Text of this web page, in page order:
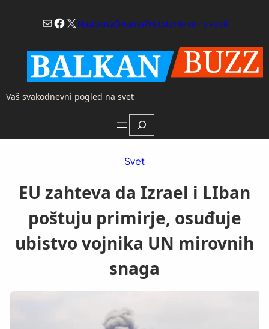
Mail
Facebook
X NaslovnaO namaPretplatite se na vesti
Vaš svakodnevni pogled na svet
Search
Svet
EU zahteva da Izrael i LIban
poštuju primirje, osuđuje
ubistvo vojnika UN mirovnih
snaga